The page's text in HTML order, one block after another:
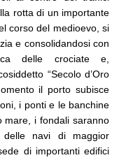
rotta di un importante
corso del medioevo, si
e consolidandosi con
delle crociate e,
“Secolo d’Oro
il porto subisce
i ponti e le banchine
mare, i fondali saranno
delle navi di maggior
di importanti edifici